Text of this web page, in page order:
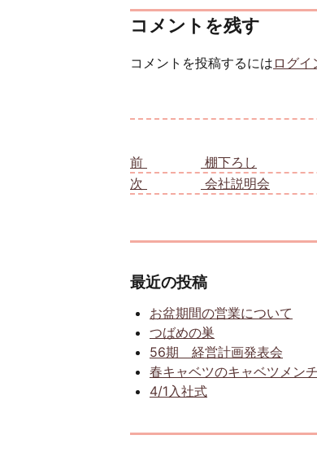
コメントを残す
コメントを投稿するには ログイ
前
棚下ろし
次
会社説明会
最近の投稿
お盆期間の営業について
つばめの巣
56期 経営計画発表会
春キャベツのキャベツメンチ
4/1入社式